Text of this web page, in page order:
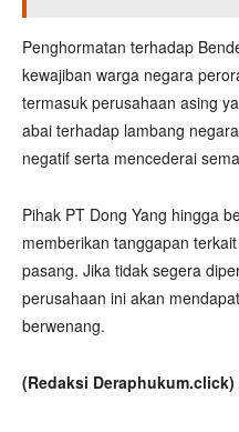
Penghormatan terhadap
kewajiban warga negara
termasuk perusahaan asing
abai terhadap lambang
negatif serta mencederai
Pihak PT Dong Yang hingga
memberikan tanggapan
pasang. Jika tidak segera
perusahaan ini akan
berwenang.
(Redaksi Deraphukum.click)